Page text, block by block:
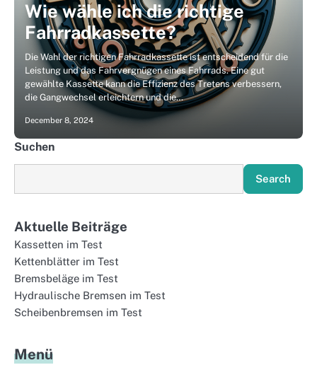
Wie wähle ich die richtige
Fahrradkassette?
Die Wahl der richtigen Fahrradkassette ist entscheidend für die
Leistung und das Fahrvergnügen eines Fahrrads. Eine gut
gewählte Kassette kann die Effizienz des Tretens verbessern,
die Gangwechsel erleichtern und die…
December 8, 2024
Suchen
Search
Aktuelle Beiträge
Kassetten im Test
Kettenblätter im Test
Bremsbeläge im Test
Hydraulische Bremsen im Test
Scheibenbremsen im Test
Menü